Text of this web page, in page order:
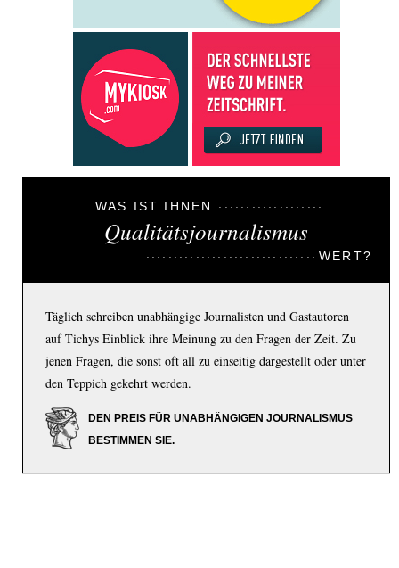
WAS IST IHNEN
Qualitätsjournalismus
WERT?
Täglich schreiben unabhängige Journalisten und Gastautoren
auf Tichys Einblick ihre Meinung zu den Fragen der Zeit. Zu
jenen Fragen, die sonst oft all zu einseitig dargestellt oder unter
den Teppich gekehrt werden.
DEN PREIS FÜR UNABHÄNGIGEN JOURNALISMUS
BESTIMMEN SIE.